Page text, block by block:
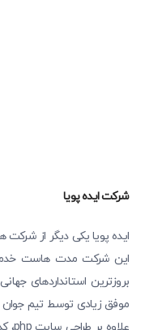
شرکت ایده پویا
ایده پویا یکی دیگر از
این شرکت مدت هاست
بروزترین استانداردهای
موفق زیادی توسط تیم جوان